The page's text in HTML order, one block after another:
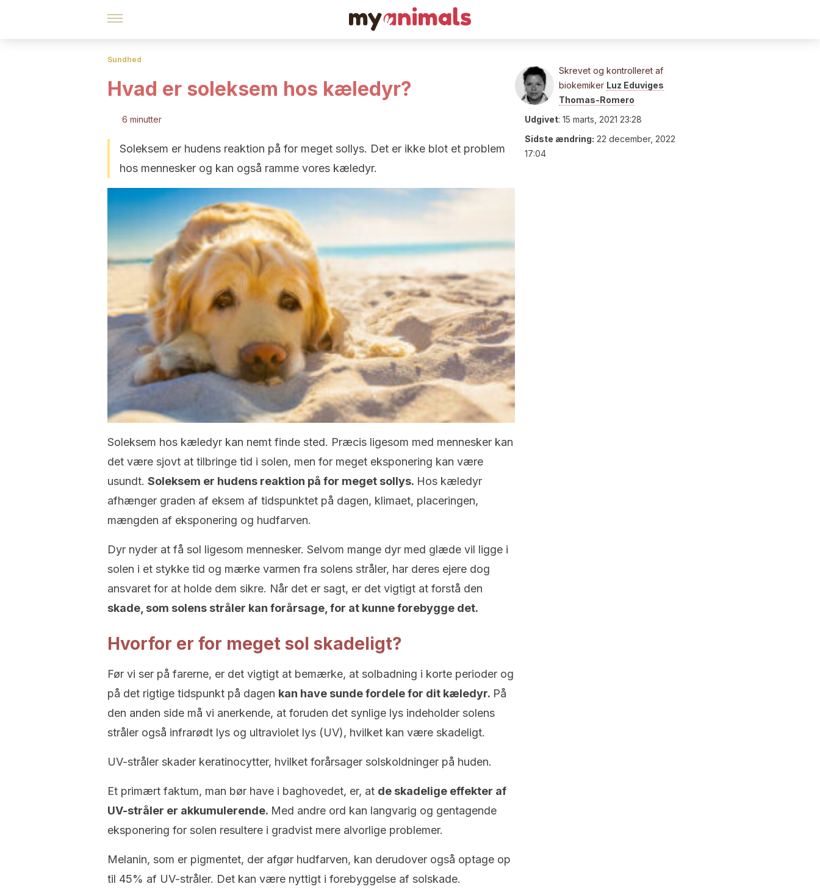
Sundhed
Hvad er soleksem hos kæledyr?
6 minutter
Soleksem er hudens reaktion på for meget sollys. Det er ikke blot et problem
hos mennesker og kan også ramme vores kæledyr.
Soleksem hos kæledyr kan nemt finde sted. Præcis ligesom med mennesker kan
det være sjovt at tilbringe tid i solen, men for meget eksponering kan være
usundt. Soleksem er hudens reaktion på for meget sollys. Hos kæledyr
afhænger graden af eksem af tidspunktet på dagen, klimaet, placeringen,
mængden af eksponering og hudfarven.
Dyr nyder at få sol ligesom mennesker. Selvom mange dyr med glæde vil ligge i
solen i et stykke tid og mærke varmen fra solens stråler, har deres ejere dog
ansvaret for at holde dem sikre. Når det er sagt, er det vigtigt at forstå den
skade, som solens stråler kan forårsage, for at kunne forebygge det.
Hvorfor er for meget sol skadeligt?
Før vi ser på farerne, er det vigtigt at bemærke, at solbadning i korte perioder og
på det rigtige tidspunkt på dagen kan have sunde fordele for dit kæledyr. På
den anden side må vi anerkende, at foruden det synlige lys indeholder solens
stråler også infrarødt lys og ultraviolet lys (UV), hvilket kan være skadeligt.
UV-stråler skader keratinocytter, hvilket forårsager solskoldninger på huden.
Et primært faktum, man bør have i baghovedet, er, at de skadelige effekter af
UV-stråler er akkumulerende. Med andre ord kan langvarig og gentagende
eksponering for solen resultere i gradvist mere alvorlige problemer.
Melanin, som er pigmentet, der afgør hudfarven, kan derudover også optage op
til 45% af UV-stråler. Det kan være nyttigt i forebyggelse af solskade.
Skrevet og kontrolleret af
biokemiker Luz Eduviges
Thomas-Romero
Udgivet: 15 marts, 2021 23:28
Sidste ændring: 22 december, 2022
17:04